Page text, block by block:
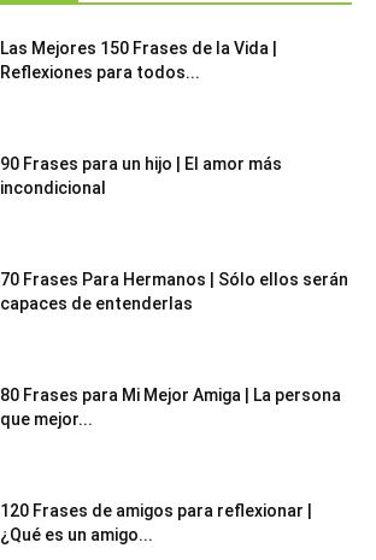
Las Mejores 150 Frases de la Vida |
Reflexiones para todos...
90 Frases para un hijo | El amor más
incondicional
70 Frases Para Hermanos | Sólo ellos serán
capaces de entenderlas
80 Frases para Mi Mejor Amiga | La persona
que mejor...
120 Frases de amigos para reflexionar |
¿Qué es un amigo...